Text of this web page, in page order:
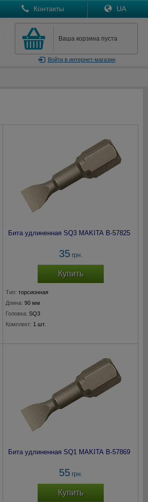
Контакты UA
Ваша корзина пуста
Войтив интернет-магазин
Бита удлиненная SQ3 MAKITA B-57825
35грн.
Купить
Тип: торсионная
Длина: 90 мм
Головка: SQ3
Комплект: 1 шт.
Бита удлиненная SQ1 MAKITA B-57869
55грн.
Купить